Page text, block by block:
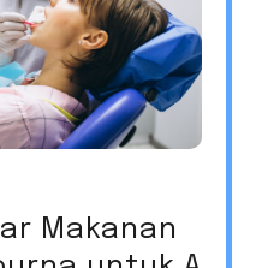
Makanan